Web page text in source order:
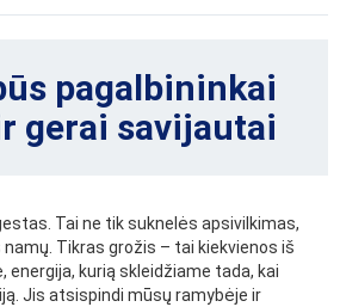
pagalbininkai
gerai savijautai
Tai ne tik suknelės apsivilkimas,
Tikras grožis – tai kiekvienos iš
kurią skleidžiame tada, kai
Jis atsispindi mūsų ramybėje ir